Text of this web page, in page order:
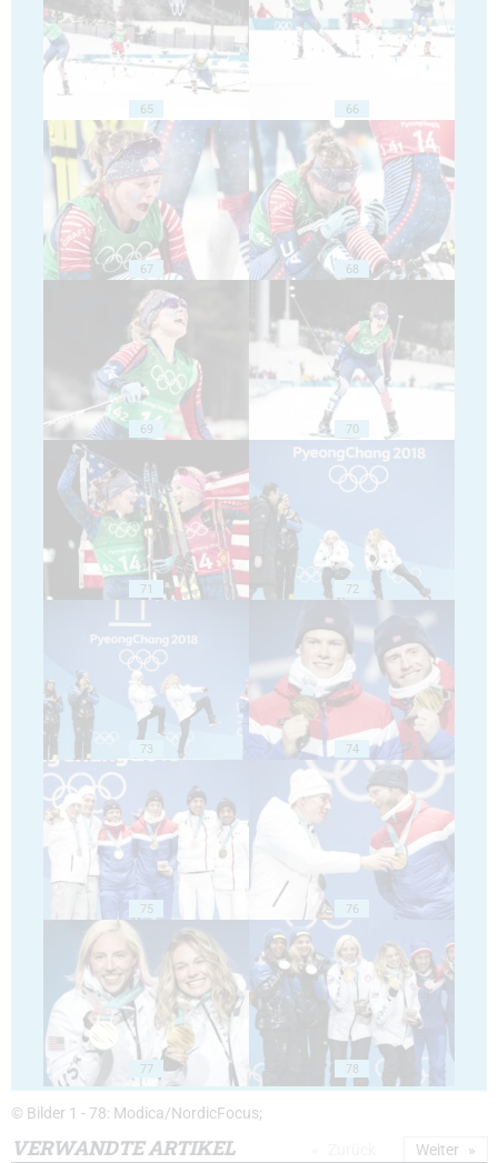
65 66
67 68
69 70
71 72
73 74
75 76
77 78
© Bilder 1 - 78: Modica/NordicFocus;
VERWANDTE ARTIKEL Weiter